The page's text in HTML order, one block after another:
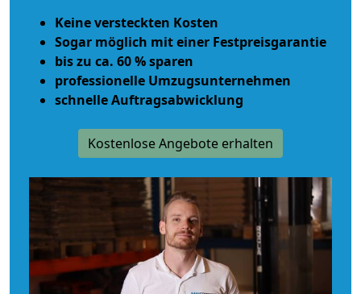
Keine versteckten Kosten
Sogar möglich mit einer Festpreisgarantie
bis zu ca. 60 % sparen
professionelle Umzugsunternehmen
schnelle Auftragsabwicklung
Kostenlose Angebote erhalten